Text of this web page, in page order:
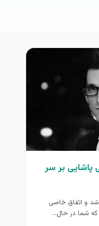
بر سر
و اتفاق خاصی
که شما در حال...